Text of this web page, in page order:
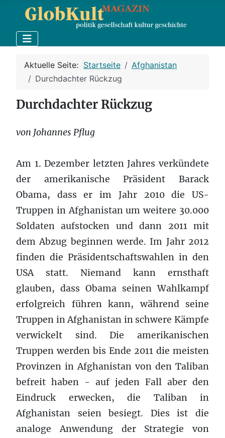
Aktuelle Seite: Startseite
Afghanistan
Durchdachter Rückzug
Durchdachter Rückzug
von Johannes Pflug
Am 1. Dezember letzten Jahres verkündete
der amerikanische Präsident Barack
Obama, dass er im Jahr 2010 die US-
Truppen in Afghanistan um weitere 30.000
Soldaten aufstocken und dann 2011 mit
dem Abzug beginnen werde. Im Jahr 2012
finden die Präsidentschaftswahlen in den
USA statt. Niemand kann ernsthaft
glauben, dass Obama seinen Wahlkampf
erfolgreich führen kann, während seine
Truppen in Afghanistan in schwere Kämpfe
verwickelt sind. Die amerikanischen
Truppen werden bis Ende 2011 die meisten
Provinzen in Afghanistan von den Taliban
befreit haben - auf jeden Fall aber den
Eindruck erwecken, die Taliban in
Afghanistan seien besiegt. Dies ist die
analoge Anwendung der Strategie von